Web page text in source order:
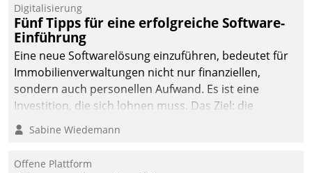
Digitalisierung
Fünf Tipps für eine erfolgreiche Software-
Einführung
Eine neue Softwarelösung einzuführen, bedeutet für
Immobilienverwaltungen nicht nur finanziellen,
sondern auch personellen Aufwand. Es ist eine
Investition, die sich lohnen muss. Das Ziel: die
nachhaltige Optimierung der Geschäftsabläufe. Damit
dieses Ziel erreicht wird, sollten einige Grundregeln
Sabine Wiedemann
Offene Plattform